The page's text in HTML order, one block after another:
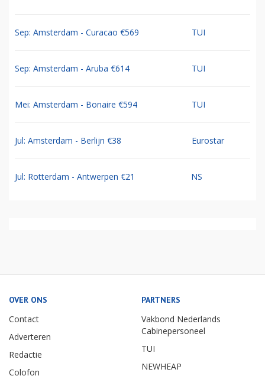
Sep: Amsterdam - Curacao €569 TUI
Sep: Amsterdam - Aruba €614 TUI
Mei: Amsterdam - Bonaire €594 TUI
Jul: Amsterdam - Berlijn €38 Eurostar
Jul: Rotterdam - Antwerpen €21 NS
OVER ONS
Contact
Adverteren
Redactie
Colofon
PARTNERS
Vakbond Nederlands
Cabinepersoneel
TUI
NEWHEAP